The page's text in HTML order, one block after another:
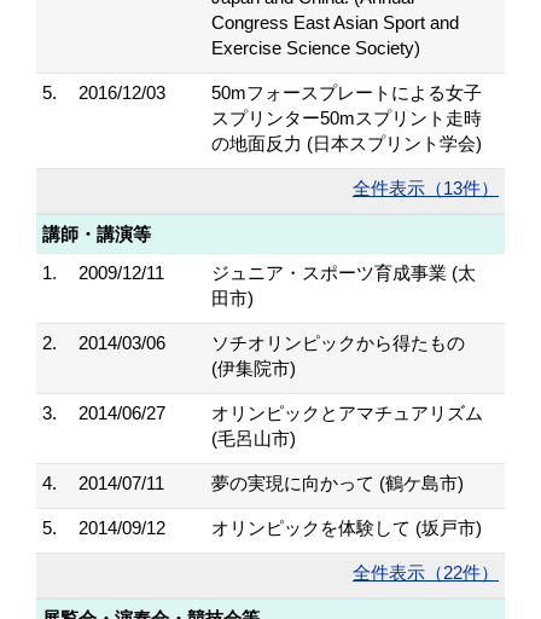
Congress East Asian Sport and
Exercise Science Society)
5. 2016/12/03
50mフォースプレートによる女子
スプリンター50mスプリント走時
の地面反力 (日本スプリント学会)
全件表示（13件）
講師・講演等
1.
2009/12/11
ジュニア・スポーツ育成事業 (太
田市)
2. 2014/03/06
ソチオリンピックから得たもの
(伊集院市)
3. 2014/06/27
オリンピックとアマチュアリズム
(毛呂山市)
4. 2014/07/11 夢の実現に向かって (鶴ケ島市)
5. 2014/09/12 オリンピックを体験して (坂戸市)
全件表示（22件）